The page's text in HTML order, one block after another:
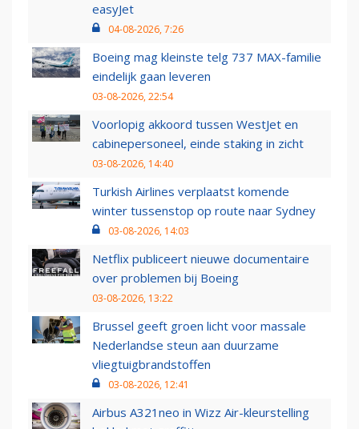
easyJet
04-08-2026, 7:26
Boeing mag kleinste telg 737 MAX-familie
eindelijk gaan leveren
03-08-2026, 22:54
Voorlopig akkoord tussen WestJet en
cabinepersoneel, einde staking in zicht
03-08-2026, 14:40
Turkish Airlines verplaatst komende
winter tussenstop op route naar Sydney
03-08-2026, 14:03
Netflix publiceert nieuwe documentaire
over problemen bij Boeing
03-08-2026, 13:22
Brussel geeft groen licht voor massale
Nederlandse steun aan duurzame
vliegtuigbrandstoffen
03-08-2026, 12:41
Airbus A321neo in Wizz Air-kleurstelling